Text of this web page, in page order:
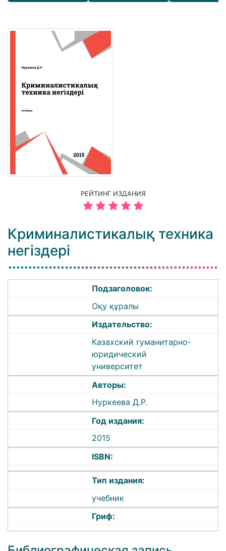
РЕЙТИНГ ИЗДАНИЯ
Криминалистикалық техника
негіздері
Подзаголовок:
Оқу құралы
Издательство:
Казахский гуманитарно-
юридический
университет
Авторы:
Нуркеева Д.Р.
Год издания:
2015
ISBN:
Тип издания:
учебник
Гриф: